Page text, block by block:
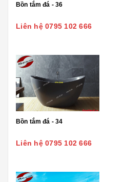
Bồn tắm đá - 36
Liên hệ 0795 102 666
Bồn tắm đá - 34
Liên hệ 0795 102 666